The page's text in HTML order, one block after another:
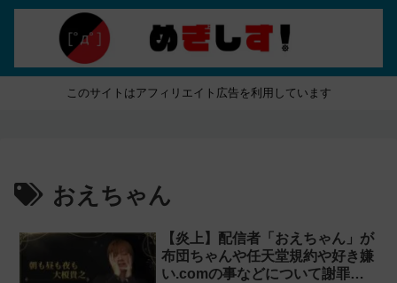
このサイトはアフィリエイト広告を利用しています
おえちゃん
【炎上】配信者「おえちゃん」が
布団ちゃんや任天堂規約や好き嫌
い.comの事などについて謝罪＆